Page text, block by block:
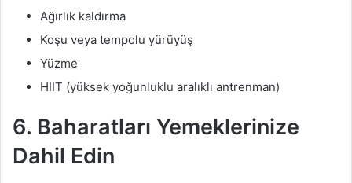
Ağırlık kaldırma
Koşu veya tempolu yürüyüş
Yüzme
HIIT (yüksek yoğunluklu aralıklı antrenman)
6. Baharatları Yemeklerinize
Dahil Edin